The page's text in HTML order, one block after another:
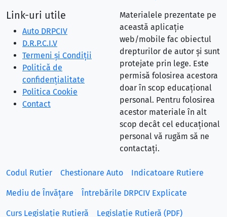
Link-uri utile
Auto DRPCIV
D.R.P.C.I.V
Termeni și Condiții
Politică de
confidențialitate
Politica Cookie
Contact
Materialele prezentate pe
această aplicație
web/mobile fac obiectul
drepturilor de autor și sunt
protejate prin lege. Este
permisă folosirea acestora
doar în scop educațional
personal. Pentru folosirea
acestor materiale în alt
scop decât cel educațional
personal vă rugăm să ne
contactați.
Codul Rutier Chestionare Auto Indicatoare Rutiere
Mediu de Învățare Întrebările DRPCIV Explicate
Curs Legislație Rutieră Legislație Rutieră (PDF)